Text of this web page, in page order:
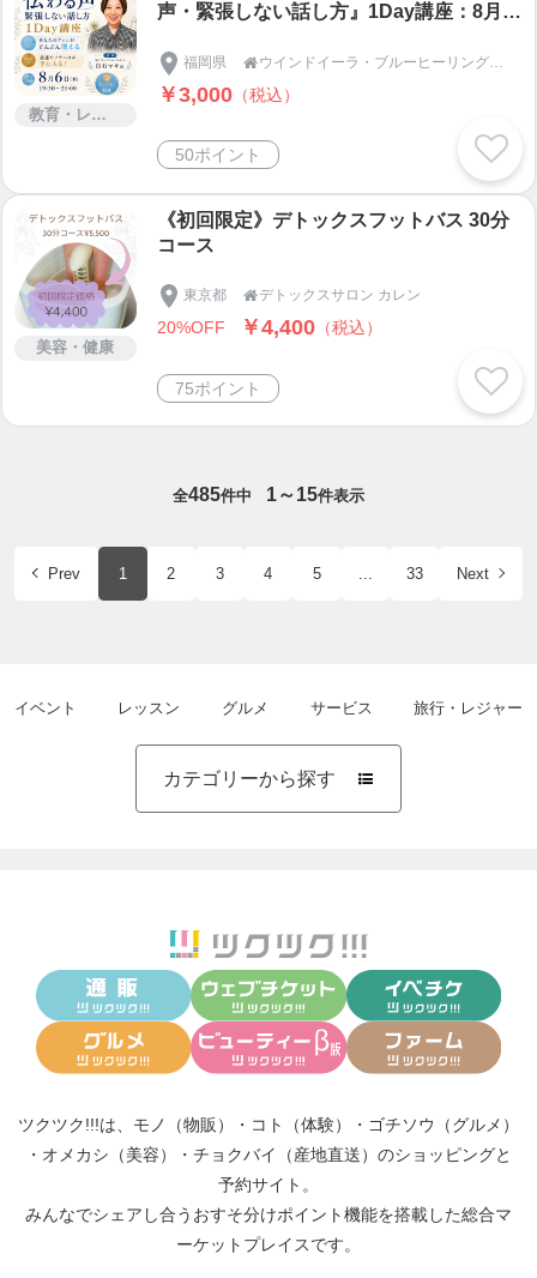
教育・レッスン・講習
声・緊張しない話し方』1Day講座：8月6
福岡県  ウインドイーラ・ブルーヒーリングスクール｜アジアンビューティー協会｜Asian Beauty assoc
￥3,000 （税込）
50ポイント
美容・健康
《初回限定》デトックスフットバス 30分
コース
東京都 デトックスサロン カレン
20%OFF ￥4,400 （税込）
75ポイント
全485件中 1～15件表示
Prev 1 2 3 4 5 33 Next
イベント レッスン グルメ サービス 旅行・レジャー
カテゴリーから探す 
ツクツク!!!は、 モノ（物販） ・ コト（体験） ・ ゴチソウ（グルメ）
・ オメカシ（美容） ・ チョクバイ（産地直送） のショッピングと
予約サイト。
みんなでシェアし合う おすそ分けポイント機能を搭載した総合マ
ーケットプレイスです。